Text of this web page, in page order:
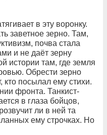
в эту воронку.
заветное зерно. Там,
почва стала
и не даёт зерну
истории там, где земля
Обрести зерно
посылал ему стихи.
фронта. Танкист-
в глаза бойцов,
ли в ней та
ему строчках. Но